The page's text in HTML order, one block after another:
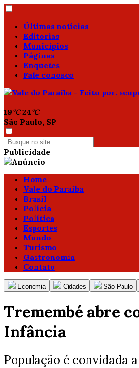
Últimas notícias
Editorias
Municípios
Páginas
Enquetes
Fale conosco
19°C 24°C
São Paulo, SP
Publicidade
Home
Vale do Paraíba
Brasil
Polícia
Política
Esportes
Mundo
Turismo
Gastronomia
Contato
Economia Cidades São Paulo
Tremembé abre
Infância
População é convidada